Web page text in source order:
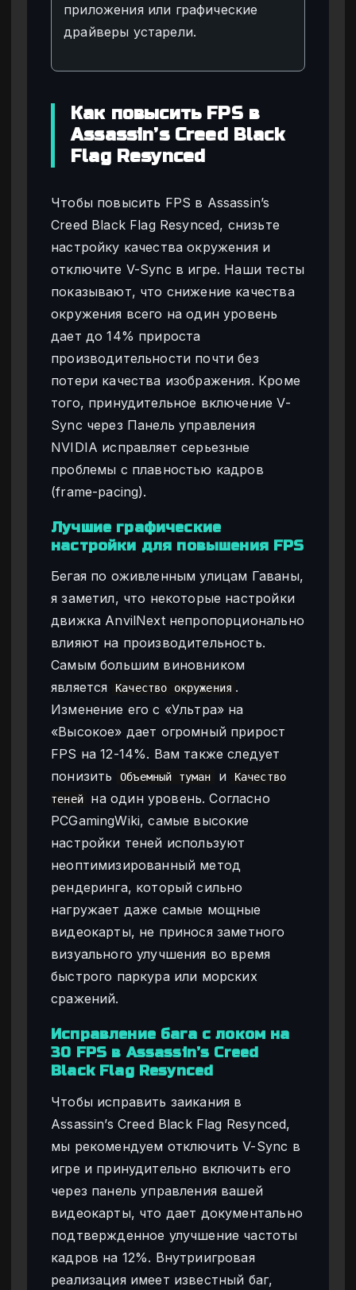
приложения или графические
драйверы устарели.
Как повысить FPS в
Assassin’s Creed Black
Flag Resynced
Чтобы повысить FPS в Assassin’s
Creed Black Flag Resynced, снизьте
настройку качества окружения и
отключите V-Sync в игре. Наши тесты
показывают, что снижение качества
окружения всего на один уровень
дает до 14% прироста
производительности почти без
потери качества изображения. Кроме
того, принудительное включение V-
Sync через Панель управления
NVIDIA исправляет серьезные
проблемы с плавностью кадров
(frame-pacing).
Лучшие графические
настройки для повышения FPS
Бегая по оживленным улицам Гаваны,
я заметил, что некоторые настройки
движка AnvilNext непропорционально
влияют на производительность.
Самым большим виновником
является
Качество окружения .
Изменение его с «Ультра» на
«Высокое» дает огромный прирост
FPS на 12-14%. Вам также следует
понизить
Объемный туман и
Качество
теней
на один уровень. Согласно
PCGamingWiki, самые высокие
настройки теней используют
неоптимизированный метод
рендеринга, который сильно
нагружает даже самые мощные
видеокарты, не принося заметного
визуального улучшения во время
быстрого паркура или морских
сражений.
Исправление бага с локом на
30 FPS в Assassin’s Creed
Black Flag Resynced
Чтобы исправить заикания в
Assassin’s Creed Black Flag Resynced,
мы рекомендуем отключить V-Sync в
игре и принудительно включить его
через панель управления вашей
видеокарты, что дает документально
подтвержденное улучшение частоты
кадров на 12%. Внутриигровая
реализация имеет известный баг,